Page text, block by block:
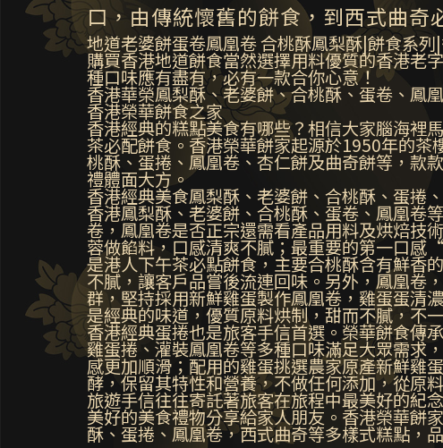
口，由傳統懷舊的餅食，到西式曲
地道老婆餅蛋卷鳳凰卷 合桃酥鳳梨酥|餅食系列
購買香港地道餅食當然選擇用料優質的香港老
種口味應有盡有，必有一款合你心意！
香港華榮鳳梨酥、老婆餅、合桃酥、蛋卷、鳳
香港榮華餅食之家
香港經典的糕點美食有哪些？相信大家腦海裡
茶必配餅食。香港榮華餅家起源於1950年的
桃酥、蛋捲、鳳凰卷、杏仁餅及曲奇餅等，款
禮體面大方。
香港經典美食鳳梨酥、老婆餅、合桃酥、蛋捲
香港鳳梨酥、老婆餅、合桃酥、蛋卷、鳳凰卷
卷，鳳凰卷是否正宗還需看產品用料及烘焙技
蓉做餡料，口感清爽不膩；最重要的第一口
是港人下午茶必點餅食，主要合桃酥含有鮮香
不膩，讓客戶品嘗後流連回味。另外，鳳凰卷
群，堅持採用新鮮雞蛋製作鳳凰卷，雞蛋蛋清
是經典的味道，優質原料烘制，甜而不膩，
香港經典蛋捲也是旅客手信首選。榮華餅食傳
雞蛋捲、灌裝鳳凰卷等多種口味滿足大眾需求
感更加順滑；配用的雞蛋挑選農家原產新鮮雞
酵，保留其特性和營養，不做任何添加，從原
旅遊手信往往寄託著旅客在旅程中最美好的紀
美好的美食禮物分享給家人朋友。香港榮華餅
酥、蛋捲、鳳凰卷，西式曲奇等多樣式糕點，